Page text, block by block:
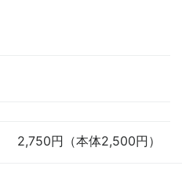
2,750円（本体2,500円）